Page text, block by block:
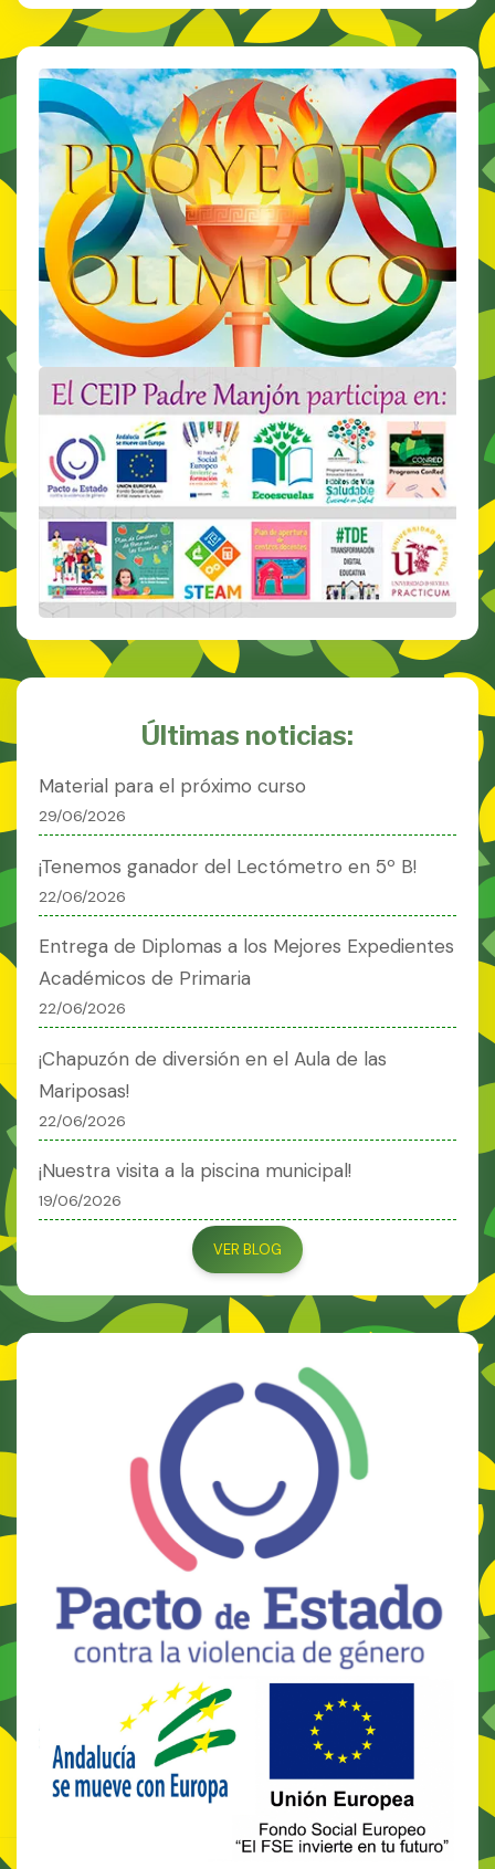
Últimas noticias:
Material para el próximo curso
29/06/2026
¡Tenemos ganador del Lectómetro en 5º B!
22/06/2026
Entrega de Diplomas a los Mejores Expedientes
Académicos de Primaria
22/06/2026
¡Chapuzón de diversión en el Aula de las
Mariposas!
22/06/2026
¡Nuestra visita a la piscina municipal!
19/06/2026
VER BLOG